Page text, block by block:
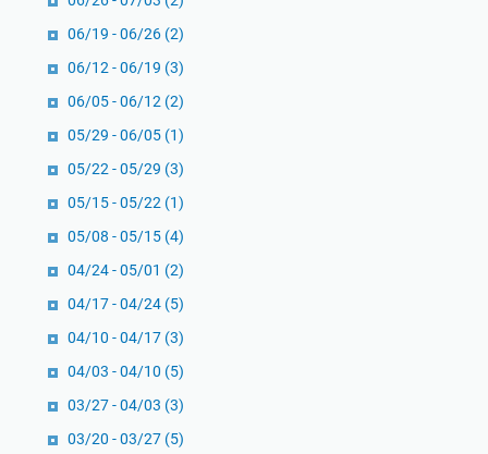
06/19 - 06/26 (2)
06/12 - 06/19 (3)
06/05 - 06/12 (2)
05/29 - 06/05 (1)
05/22 - 05/29 (3)
05/15 - 05/22 (1)
05/08 - 05/15 (4)
04/24 - 05/01 (2)
04/17 - 04/24 (5)
04/10 - 04/17 (3)
04/03 - 04/10 (5)
03/27 - 04/03 (3)
03/20 - 03/27 (5)